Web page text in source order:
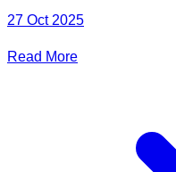
27 Oct 2025
Read More